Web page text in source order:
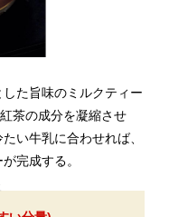
た旨味のミルクティー
茶の成分を凝縮させ
い牛乳に合わせれば、
完成する。